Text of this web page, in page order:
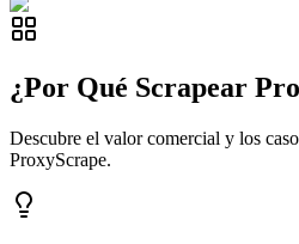
¿Por Qué Scrapear
Descubre el valor comercial y los
ProxyScrape.